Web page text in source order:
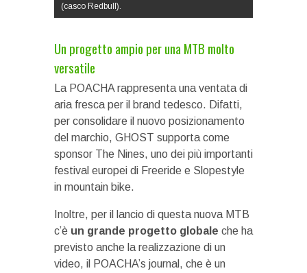
(casco Redbull).
Un progetto ampio per una MTB molto
versatile
La POACHA rappresenta una ventata di
aria fresca per il brand tedesco. Difatti,
per consolidare il nuovo posizionamento
del marchio, GHOST supporta come
sponsor The Nines, uno dei più importanti
festival europei di Freeride e Slopestyle
in mountain bike.
Inoltre, per il lancio di questa nuova MTB
c’è un grande progetto globale che ha
previsto anche la realizzazione di un
video, il POACHA’s journal, che è un